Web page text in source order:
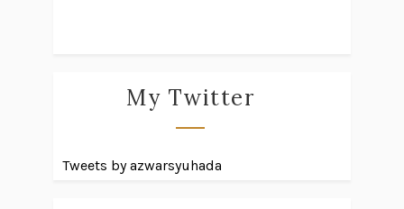
My Twitter
Tweets by azwarsyuhada